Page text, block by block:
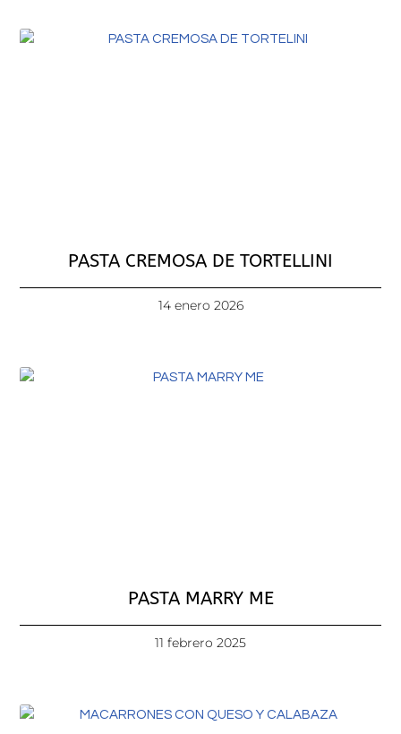
PASTA CREMOSA DE TORTELLINI
14 enero 2026
PASTA MARRY ME
11 febrero 2025